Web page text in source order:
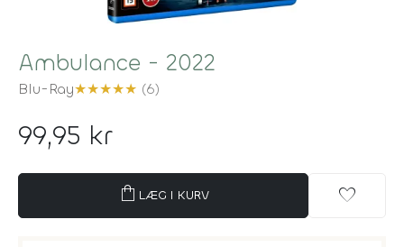
Ambulance - 2022
Blu-Ray★★★★★ (6)
99,95 kr
shopping_bag LÆG I KURV favorite